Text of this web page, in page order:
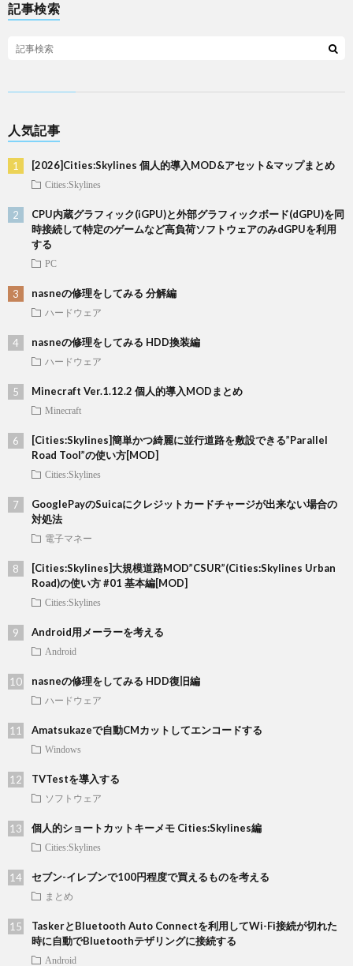
記事検索
人気記事
[2026]Cities:Skylines 個人的導入MOD&アセット&マップまとめ
Cities:Skylines
CPU内蔵グラフィック(iGPU)と外部グラフィックボード(dGPU)を同
時接続して特定のゲームなど高負荷ソフトウェアのみdGPUを利用
する
PC
nasneの修理をしてみる 分解編
ハードウェア
nasneの修理をしてみる HDD換装編
ハードウェア
Minecraft Ver.1.12.2 個人的導入MODまとめ
Minecraft
[Cities:Skylines]簡単かつ綺麗に並行道路を敷設できる”Parallel
Road Tool”の使い方[MOD]
Cities:Skylines
GooglePayのSuicaにクレジットカードチャージが出来ない場合の
対処法
電子マネー
[Cities:Skylines]大規模道路MOD”CSUR”(Cities:Skylines Urban
Road)の使い方 #01 基本編[MOD]
Cities:Skylines
Android用メーラーを考える
Android
nasneの修理をしてみる HDD復旧編
ハードウェア
Amatsukazeで自動CMカットしてエンコードする
Windows
TVTestを導入する
ソフトウェア
個人的ショートカットキーメモ Cities:Skylines編
Cities:Skylines
セブン-イレブンで100円程度で買えるものを考える
まとめ
TaskerとBluetooth Auto Connectを利用してWi-Fi接続が切れた
時に自動でBluetoothテザリングに接続する
Android